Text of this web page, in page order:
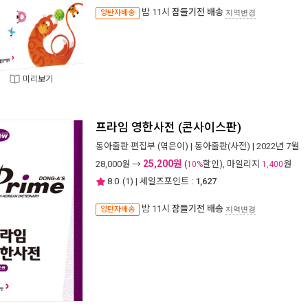
미리보기
양탄자배송 밤 11시 잠들기전 배송 지역변경
프라임 영한사전 (콘사이스판)
동아출판 편집부 (엮은이) | 동아출판(사전) | 2022년 7월
28,000원 → 25,200원 (10%할인), 마일리지 1,400원
8.0 (1) | 세일즈포인트 : 1,627
양탄자배송 밤 11시 잠들기전 배송 지역변경